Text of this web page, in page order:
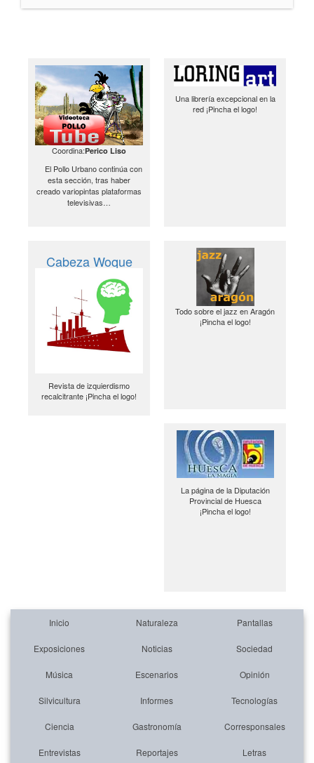
Coordina:Perico Liso
El Pollo Urbano continúa con
esta sección, tras haber
creado variopintas plataformas
televisivas…
Una librería excepcional en la
red ¡Pincha el logo!
Cabeza Woque
Revista de izquierdismo
recalcitrante ¡Pincha el logo!
Todo sobre el jazz en Aragón
¡Pincha el logo!
La página de la Diputación
Provincial de Huesca
¡Pincha el logo!
Inicio Naturaleza Pantallas
Exposiciones Noticias Sociedad
Música Escenarios Opinión
Silvicultura Informes Tecnologías
Ciencia Gastronomía Corresponsales
Entrevistas Reportajes Letras